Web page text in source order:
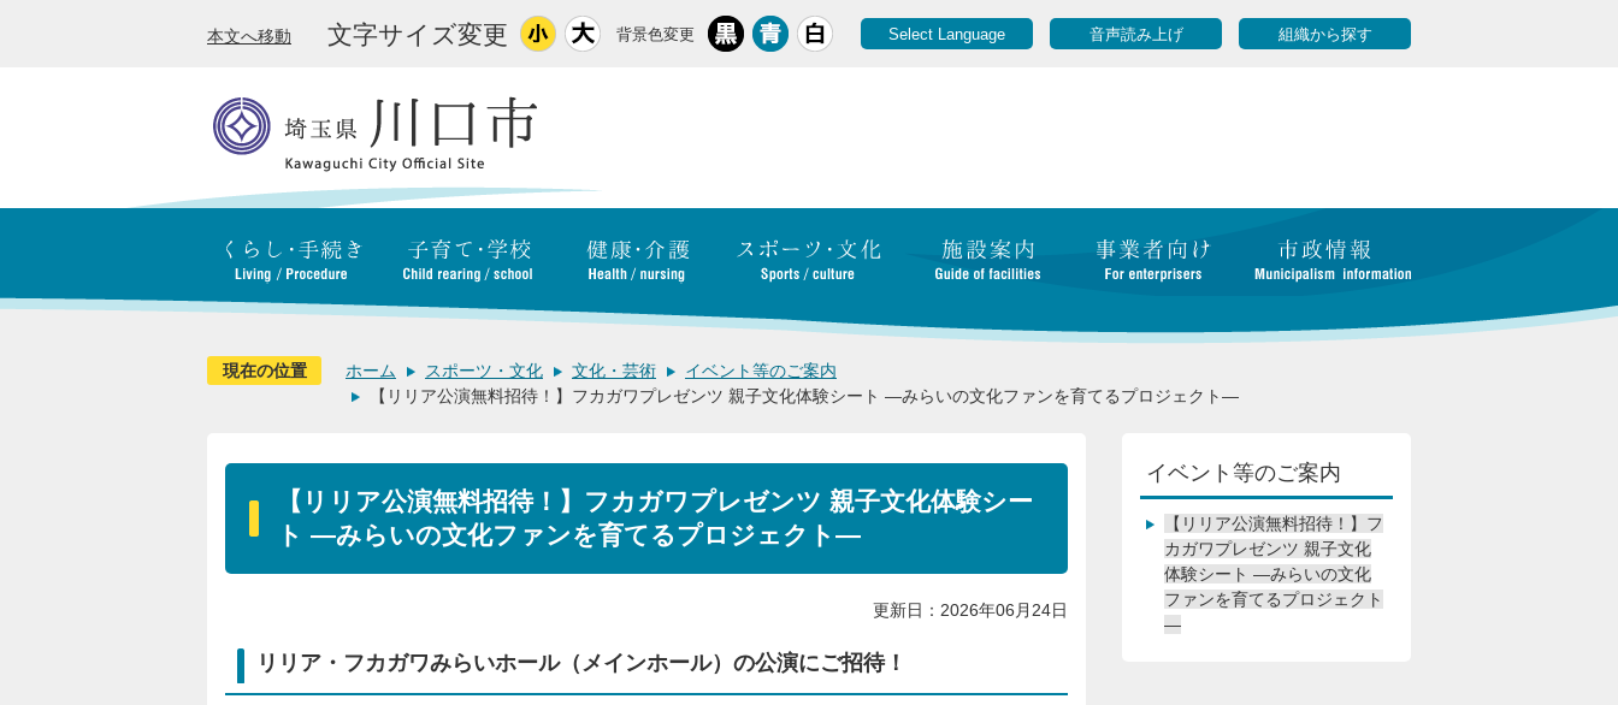
本文へ移動 文字サイズ変更 背景色変更 Select Language 音声読み上げ 組織から探す
現在の位置 ホーム スポーツ・文化 文化・芸術
イベント等のご案内
【リリア公演無料招待！】フカガワプレゼンツ 親子文化体験シート ―みらいの文化ファンを育てるプロジェクト―
【リリア公演無料招待！】フカガワプレゼンツ 親子文化体験シー
ト ―みらいの文化ファンを育てるプロジェクト―
更新日：2026年06月24日
リリア・フカガワみらいホール（メインホール）の公演にご招待！
イベント等のご案内
【リリア公演無料招待！】フ
カガワプレゼンツ 親子文化
体験シート ―みらいの文化
ファンを育てるプロジェクト
―